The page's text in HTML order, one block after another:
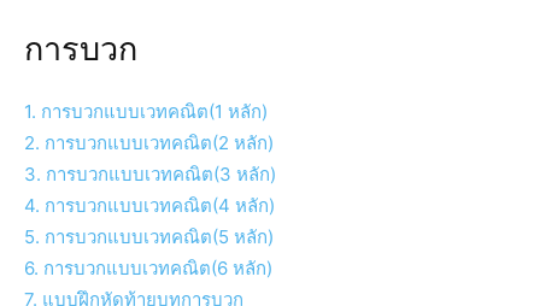
การบวก
1. การบวกแบบเวทคณิต(1 หลัก)
2. การบวกแบบเวทคณิต(2 หลัก)
3. การบวกแบบเวทคณิต(3 หลัก)
4. การบวกแบบเวทคณิต(4 หลัก)
5. การบวกแบบเวทคณิต(5 หลัก)
6. การบวกแบบเวทคณิต(6 หลัก)
7. แบบฝึกหัดท้ายบทการบวก